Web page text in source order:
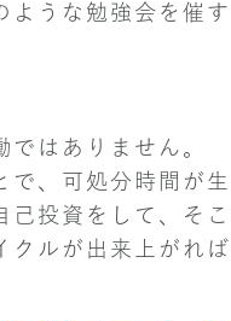
ような勉強会を催
ではありません。
で、可処分時間が
己投資をして、そ
クルが出来上がれ